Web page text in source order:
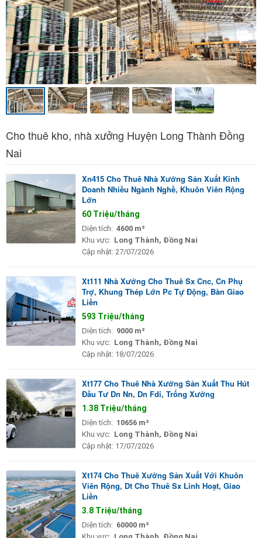
Cho thuê kho, nhà xưởng Huyện Long Thành Đồng
Nai
Xn415 Cho Thuê Nhà Xưởng Sản Xuất Kinh
Doanh Nhiều Ngành Nghề, Khuôn Viên Rộng
Lớn
60 Triệu/tháng
Diện tích: 4600 m²
Khu vực: Long Thành, Đồng Nai
Cập nhật: 27/07/2026
Xt111 Nhà Xưởng Cho Thuê Sx Cnc, Cn Phụ
Trợ, Khung Thép Lớn Pc Tự Động, Bàn Giao
Liền
593 Triệu/tháng
Diện tích: 9000 m²
Khu vực: Long Thành, Đồng Nai
Cập nhật: 18/07/2026
Xt177 Cho Thuê Nhà Xưởng Sản Xuất Thu Hút
Đầu Tư Dn Nn, Dn Fdi, Trống Xưởng
1.38 Triệu/tháng
Diện tích: 10656 m²
Khu vực: Long Thành, Đồng Nai
Cập nhật: 17/07/2026
Xt174 Cho Thuê Xưởng Sản Xuất Với Khuôn
Viên Rộng, Dt Cho Thuê Sx Linh Hoạt, Giao
Liền
3.8 Triệu/tháng
Diện tích: 60000 m²